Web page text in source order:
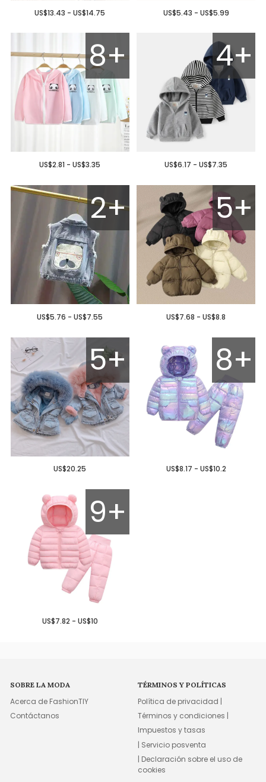
US$13.43 - US$14.75 US$5.43 - US$5.99
8+
US$2.81 - US$3.35
4+
US$6.17 - US$7.35
2+
US$5.76 - US$7.55
5+
US$7.68 - US$8.8
5+
US$20.25
8+
US$8.17 - US$10.2
9+
US$7.82 - US$10
SOBRE LA MODA
Acerca de FashionTIY
Contáctanos
TÉRMINOS Y POLÍTICAS
Política de privacidad |
Términos y condiciones |
Impuestos y tasas
| Servicio posventa
| Declaración sobre el uso de
cookies